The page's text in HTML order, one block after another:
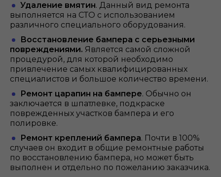
Удаление вмятин. Данный вид ремонта
выполняется на СТО с использованием
различного специального оборудования.
Восстановление бампера с серьезными
повреждениями. Является самой сложной
процедурой, для которой необходимо
привлечение самых квалифицированных
специалистов и большое количество времени.
Ремонт царапин на бампере. Обычно он
заключается в шпатлевке, подкраске
поврежденных участков бампера и его
полировке.
Ремонт креплений бампера. Почти в 100%
случаев он входит в общие ремонтные работы
по восстановлению бампера, но может быть
выполнен и отдельно по пожеланию заказчика.